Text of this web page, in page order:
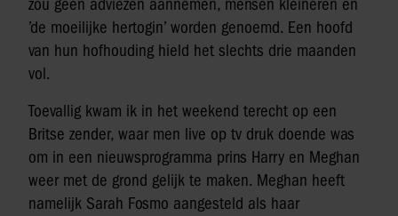
zou geen adviezen aannemen, mensen kleineren en
’de moeilijke hertogin’ worden genoemd. Een hoofd
van hun hofhouding hield het slechts drie maanden
vol.
Toevallig kwam ik in het weekend terecht op een
Britse zender, waar men live op tv druk doende was
om in een nieuwsprogramma prins Harry en Meghan
weer met de grond gelijk te maken. Meghan heeft
namelijk Sarah Fosmo aangesteld als haar